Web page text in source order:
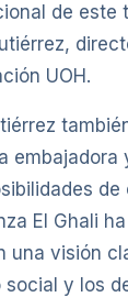
de este
UOH.
embajadora
de
El Ghali
una visión
y los